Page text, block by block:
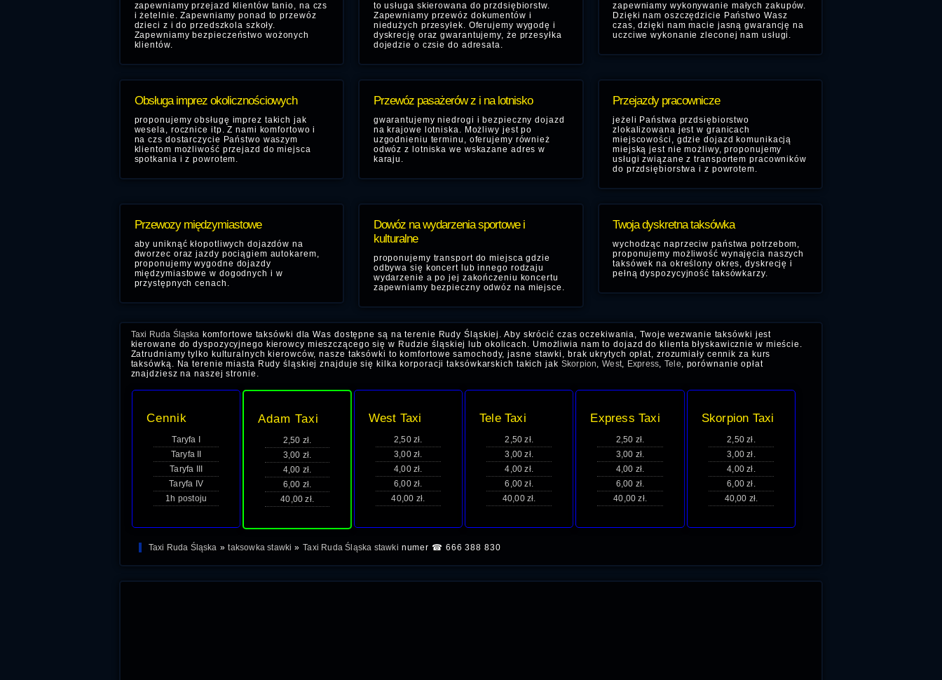
zapewniamy przejazd klientów tanio, na czs
i żetelnie. Zapewniamy ponad to przewóz
dzieci z i do przedszkola szkoły.
Zapewniamy bezpieczeństwo wożonych
klientów.
to usługa skierowana do przdsiębiorstw.
Zapewniamy przewóz dokumentów i
niedużych przesyłek. Oferujemy wygodę i
dyskrecję oraz gwarantujemy, że przesyłka
dojedzie o czsie do adresata.
zapewniamy wykonywanie małych zakupów.
Dzięki nam oszczędzicie Państwo Wasz
czas, dzięki nam macie jasną gwarancję na
uczciwe wykonanie zleconej nam usługi.
Obsługa imprez okolicznościowych
proponujemy obsługę imprez takich jak
wesela, rocznice itp. Z nami komfortowo i
na czs dostarczycie Państwo waszym
klientom możliwość przejazd do miejsca
spotkania i z powrotem.
Przewóz pasażerów z i na lotnisko
gwarantujemy niedrogi i bezpieczny dojazd
na krajowe lotniska. Możliwy jest po
uzgodnieniu terminu, oferujemy również
odwóz z lotniska we wskazane adres w
karaju.
Przejazdy pracownicze
jeżeli Państwa przdsiębiorstwo
zlokalizowana jest w granicach
miejscowości, gdzie dojazd komunikacją
miejską jest nie możliwy, proponujemy
usługi związane z transportem pracowników
do przdsiębiorstwa i z powrotem.
Przewozy międzymiastowe
aby uniknąć kłopotliwych dojazdów na
dworzec oraz jazdy pociągiem autokarem,
proponujemy wygodne dojazdy
międzymiastowe w dogodnych i w
przystępnych cenach.
Dowóz na wydarzenia sportowe i
kulturalne
proponujemy transport do miejsca gdzie
odbywa się koncert lub innego rodzaju
wydarzenie a po jej zakończeniu koncertu
zapewniamy bezpieczny odwóz na miejsce.
Twoja dyskretna taksówka
wychodząc naprzeciw państwa potrzebom,
proponujemy możliwość wynajęcia naszych
taksówek na określony okres, dyskrecję i
pełną dyspozycyjność taksówkarzy.
Taxi Ruda Śląska komfortowe taksówki dla Was dostępne są na terenie Rudy Śląskiej. Aby skrócić czas oczekiwania, Twoje wezwanie taksówki jest
kierowane do dyspozycyjnego kierowcy mieszczącego się w Rudzie śląskiej lub okolicach. Umożliwia nam to dojazd do klienta błyskawicznie w mieście.
Zatrudniamy tylko kulturalnych kierowców, nasze taksówki to komfortowe samochody, jasne stawki, brak ukrytych opłat, zrozumiały cennik za kurs
taksówką. Na terenie miasta Rudy śląskiej znajduje się kilka korporacji taksówkarskich takich jak Skorpion,West, Express, Tele, porównanie opłat
znajdziesz na naszej stronie.
Cennik
Taryfa I
Taryfa II
Taryfa III
Taryfa IV
1h postoju
Adam Taxi
2,50 zł.
3,00 zł.
4,00 zł.
6,00 zł.
40,00 zł.
West Taxi
2,50 zł.
3,00 zł.
4,00 zł.
6,00 zł.
40,00 zł.
Tele Taxi
2,50 zł.
3,00 zł.
4,00 zł.
6,00 zł.
40,00 zł.
Express Taxi
2,50 zł.
3,00 zł.
4,00 zł.
6,00 zł.
40,00 zł.
Skorpion Taxi
2,50 zł.
3,00 zł.
4,00 zł.
6,00 zł.
40,00 zł.
Taxi Ruda Śląska »taksowka stawki »Taxi Ruda Śląska stawki numer ☎ 666 388 830